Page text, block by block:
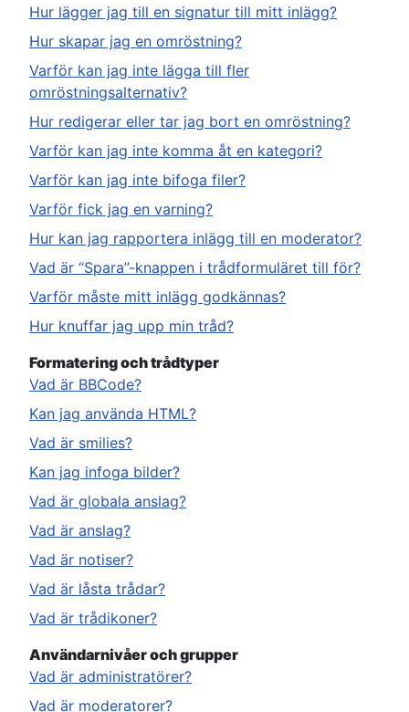
Hur lägger jag till en signatur till mitt inlägg?
Hur skapar jag en omröstning?
Varför kan jag inte lägga till fler
omröstningsalternativ?
Hur redigerar eller tar jag bort en omröstning?
Varför kan jag inte komma åt en kategori?
Varför kan jag inte bifoga filer?
Varför fick jag en varning?
Hur kan jag rapportera inlägg till en moderator?
Vad är “Spara”-knappen i trådformuläret till för?
Varför måste mitt inlägg godkännas?
Hur knuffar jag upp min tråd?
Formatering och trådtyper
Vad är BBCode?
Kan jag använda HTML?
Vad är smilies?
Kan jag infoga bilder?
Vad är globala anslag?
Vad är anslag?
Vad är notiser?
Vad är låsta trådar?
Vad är trådikoner?
Användarnivåer och grupper
Vad är administratörer?
Vad är moderatorer?